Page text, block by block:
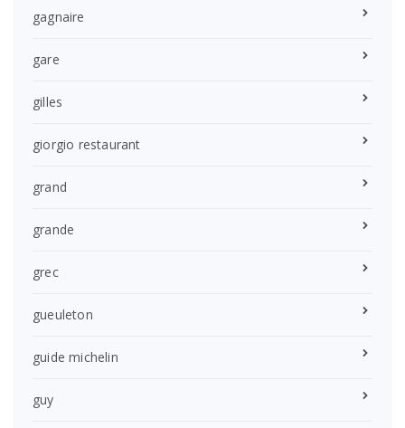
gagnaire
gare
gilles
giorgio restaurant
grand
grande
grec
gueuleton
guide michelin
guy